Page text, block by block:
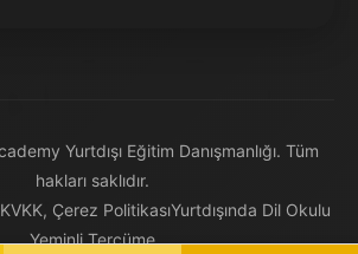
Yurtdışı Eğitim Danışmanlığı. Tüm
hakları saklıdır.
KVKK, Çerez PolitikasıYurtdışında Dil Okulu
Yeminli Tercüme